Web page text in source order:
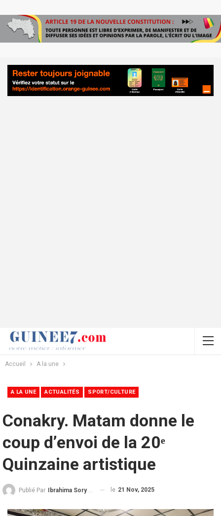
Accueil A la une
A LA UNE ACTUALITÉS SPORT/CULTURE
Conakry. Matam donne le
coup d’envoi de la 20ᵉ
Quinzaine artistique
Publié Par Ibrahima Sory Diallo le 21 Nov, 2025